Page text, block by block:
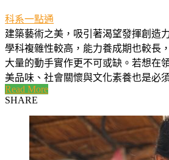
科系一點通
建築藝術之美，吸引著渴望發揮創造
學科複雜性較高，能力養成期也較長
大量的動手實作更不可或缺。若想在
美品味、社會關懷與文化素養也是必
Read More
SHARE